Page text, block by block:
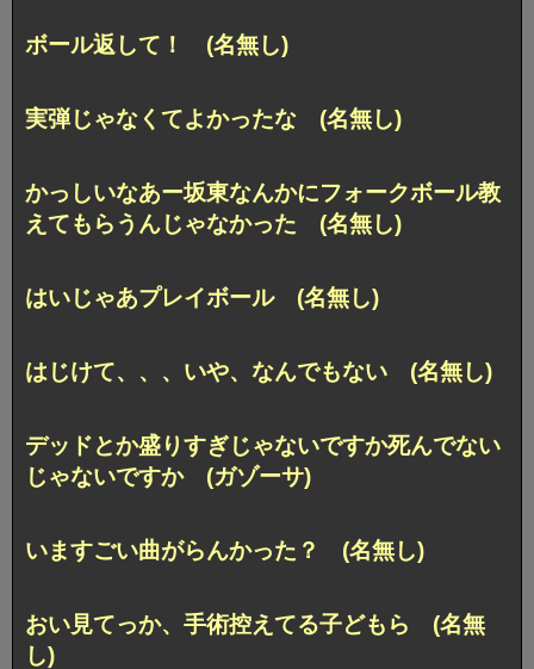
ボール返して！ (名無し)
実弾じゃなくてよかったな (名無し)
かっしいなあー坂東なんかにフォークボール教
えてもらうんじゃなかった (名無し)
はいじゃあプレイボール (名無し)
はじけて、、、いや、なんでもない (名無し)
デッドとか盛りすぎじゃないですか死んでない
じゃないですか (ガゾーサ)
いますごい曲がらんかった？ (名無し)
おい見てっか、手術控えてる子どもら (名無
し)